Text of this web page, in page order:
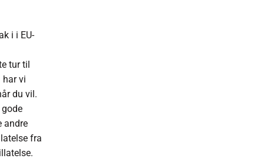
i i EU-
tur til
har vi
du vil.
andre
fra